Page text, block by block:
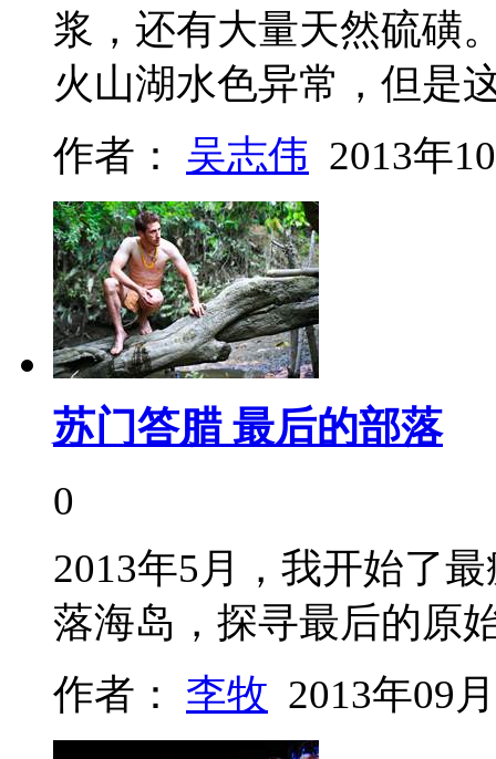
浆，还有大量天然硫磺
火山湖水色异常，但
作者： 吴志伟 2013年
苏门答腊 最后的部落
0
2013年5月，我开始了
落海岛，探寻最后的原
作者： 李牧 2013年09